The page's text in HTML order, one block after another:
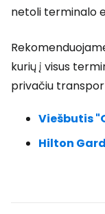
netoli terminalo
kurių į visus
privačiu
Viešbutis
Hilton